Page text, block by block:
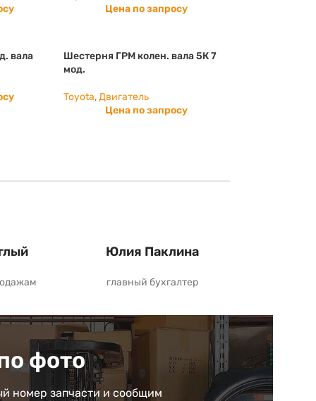
Цена по запросу
вала
Шестерня ГРМ колен. вала 5К 7
мод.
Toyota, Двигатель
Цена по запросу
Юлия Паклина
главный бухгалтер
фото
номер запчасти и сообщим